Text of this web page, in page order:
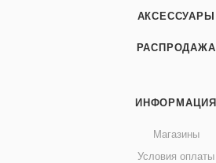
АКСЕССУАРЫ
РАСПРОДАЖА
ИНФОРМАЦИЯ
Магазины
Условия оплаты